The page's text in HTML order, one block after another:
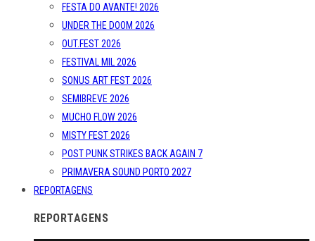
FESTA DO AVANTE! 2026
UNDER THE DOOM 2026
OUT.FEST 2026
FESTIVAL MIL 2026
SONUS ART FEST 2026
SEMIBREVE 2026
MUCHO FLOW 2026
MISTY FEST 2026
POST PUNK STRIKES BACK AGAIN 7
PRIMAVERA SOUND PORTO 2027
REPORTAGENS
REPORTAGENS